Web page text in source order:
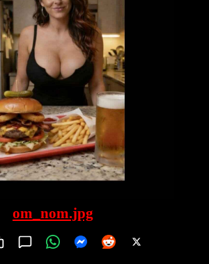
om_nom.jpg